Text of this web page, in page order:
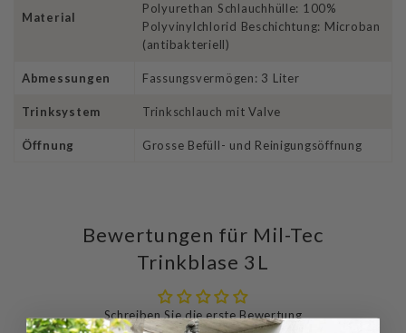
Material
Polyurethan Schlauchhülle: 100%
Polyvinylchlorid Beschichtung: Microban
(antibakteriell)
Abmessungen Fassungsvermögen: 3 Liter
Trinksystem Trinkschlauch mit Valve
Öffnung Grosse Befüll- und Reinigungsöffnung
Bewertungen für Mil-Tec
Trinkblase 3L
Schreiben Sie die erste Bewertung